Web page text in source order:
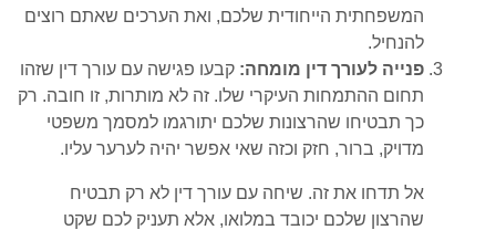
המשפחתית הייחודית שלכם, ואת הערכים שאתם רוצים
להנחיל.
פנייה לעורך דין מומחה: קבעו פגישה עם עורך דין שזהו
תחום ההתמחות העיקרי שלו. זה לא מותרות, זו חובה. רק
כך תבטיחו שהרצונות שלכם יתורגמו למסמך משפטי
מדויק, ברור, חזק וכזה שאי אפשר יהיה לערער עליו.
אל תדחו את זה. שיחה עם עורך דין לא רק תבטיח
שהרצון שלכם יכובד במלואו, אלא תעניק לכם שקט